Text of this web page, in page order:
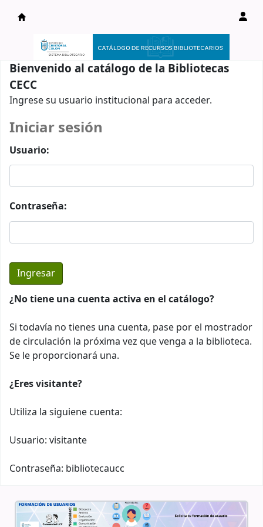
Catálogo en línea
Bienvenido al catálogo de la Bibliotecas
CECC
Ingrese su usuario institucional para acceder.
Iniciar sesión
Usuario:
Contraseña:
¿No tiene una cuenta activa en el catálogo?
Si todavía no tienes una cuenta, pase por el mostrador
de circulación la próxima vez que venga a la biblioteca.
Se le proporcionará una.
¿Eres visitante?
Utiliza la siguiene cuenta:
Usuario: visitante
Contraseña: bibliotecaucc